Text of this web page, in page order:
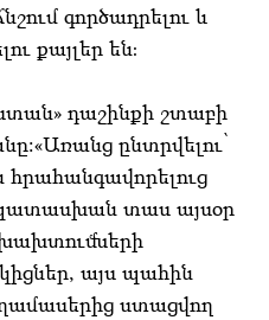
գործադրելու և
քայլեր են։
դաշինքի շտաբի
ընտրվելու՝
տաս այսօր
այս պահին
ստացվող